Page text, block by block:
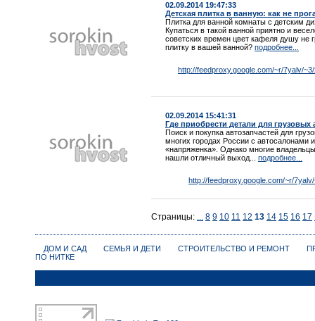
02.09.2014 19:47:33
Детская плитка в ванную: как не
Плитка для ванной комнаты с детским
Купаться в такой ванной приятно и
советских времен цвет кафеля душу не
плитку в вашей ванной? подробнее...
http://feedproxy.google.com/~r/7yalv/
02.09.2014 15:41:31
Где приобрести детали для грузовых
Поиск и покупка автозапчастей для
многих городах России с автосалонами
«напряженка». Однако многие
нашли отличный выход... подробнее...
http://feedproxy.google.com/~r/
Страницы: ... 8 9 10 11 12 13 14 15 16 17
ДОМ И САД СЕМЬЯ И ДЕТИ СТРОИТЕЛЬСТВО И РЕМОНТ
ПО НИТКЕ